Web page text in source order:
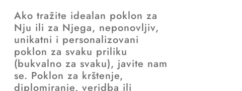
Ako tražite idealan poklon za
Nju ili za Njega, neponovljiv,
unikatni i personalizovani
poklon za svaku priliku
(bukvalno za svaku), javite nam
se. Poklon za krštenje,
diplomiranje, veridba ili